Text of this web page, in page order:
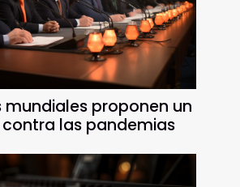
mundiales proponen un
las pandemias